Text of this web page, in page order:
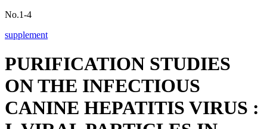
No.1-4
supplement
PURIFICATION STUDIES
ON THE INFECTIOUS
CANINE HEPATITIS VIRUS :